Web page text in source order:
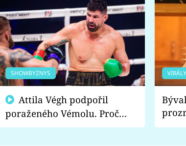
SHOWBYZNYS
poraženého Vémolu. Proč
chce raději zápasit s ním než
VIRÁLY